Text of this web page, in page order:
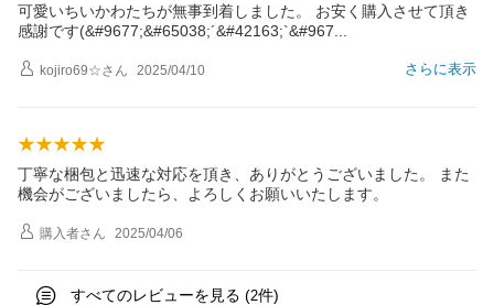
可愛いちいかわたちが無事到着しました。 お安く購入させて頂き
感謝です(&#9677;&#65038;´&#42163;`&#967
さらに表示
kojiro69☆さん 2025/04/10
丁寧な梱包と迅速な対応を頂き、ありがとうございました。 また
機会がございましたら、よろしくお願いいたします。
購入者さん 2025/04/06
すべてのレビューを見る (2件)